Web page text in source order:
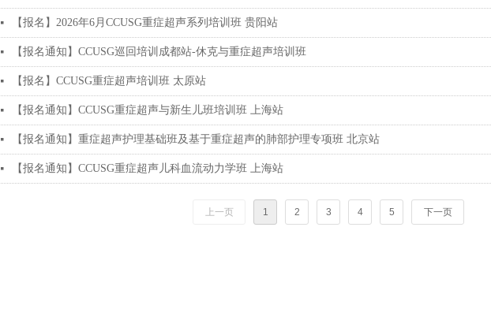
넷 【报名】2026年6月CCUSG重症超声系列培训班 贵阳站
넷 【报名通知】CCUSG巡回培训成都站-休克与重症超声培训班
넷 【报名】CCUSG重症超声培训班 太原站
넷 【报名通知】CCUSG重症超声与新生儿班培训班 上海站
넷 【报名通知】重症超声护理基础班及基于重症超声的肺部护理专项班 北京站
넷 【报名通知】CCUSG重症超声儿科血流动力学班 上海站
上一页 1 2 3 4 5 下一页